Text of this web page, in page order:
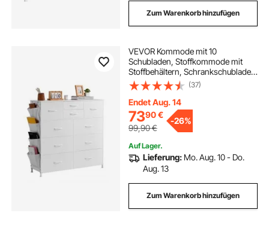
Zum Warenkorb hinzufügen
VEVOR Kommode mit 10
Schubladen, Stoffkommode mit
Stoffbehältern, Schrankschubladen
mit leicht zu ziehendem Griff &
stabilem Stahlrahmen,
Stoffaufbewahrungsturm für
Schlafzimmer Flur Schrank Weiß
(37)
Endet Aug. 14
7390€
99,90€
-26%
Auf Lager.
Lieferung: Mo. Aug. 10 - Do.
Aug. 13
Zum Warenkorb hinzufügen